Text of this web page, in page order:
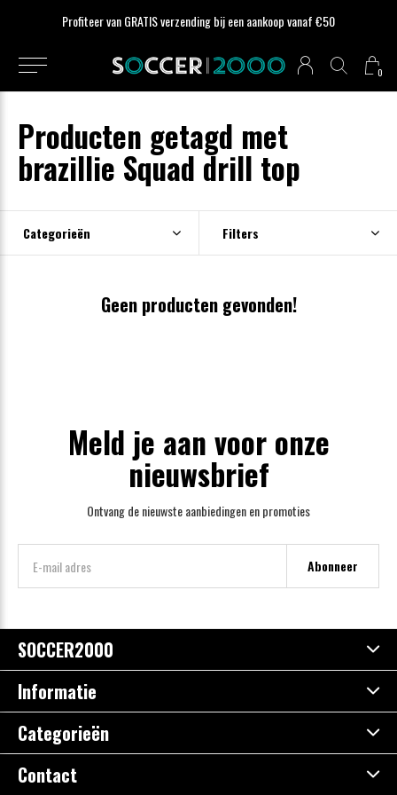
0
Profiteer van GRATIS verzending bij een aankoop vanaf €50
Producten getagd met
brazillie Squad drill top
Categorieën Filters
Geen producten gevonden!
Meld je aan voor onze
nieuwsbrief
Ontvang de nieuwste aanbiedingen en promoties
Abonneer
SOCCER2000
Informatie
Categorieën
Contact